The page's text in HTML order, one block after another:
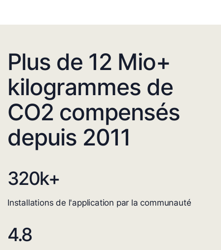
Plus de 12 Mio+
kilogrammes de
CO2 compensés
depuis 2011
320k+
Installations de l'application par la communauté
4.8